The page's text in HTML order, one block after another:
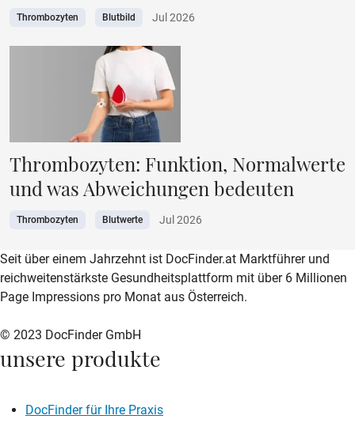
Thrombozyten Blutbild Jul 2026
Thrombozyten: Funktion, Normalwerte
und was Abweichungen bedeuten
Thrombozyten Blutwerte Jul 2026
zur DocFinder-Startseite
logo icon
Seit über einem Jahrzehnt ist DocFinder.at Marktführer und
reichweitenstärkste Gesundheitsplattform mit über 6 Millionen
Page Impressions pro Monat aus Österreich.
© 2023 DocFinder GmbH
unsere produkte
DocFinder für Ihre Praxis